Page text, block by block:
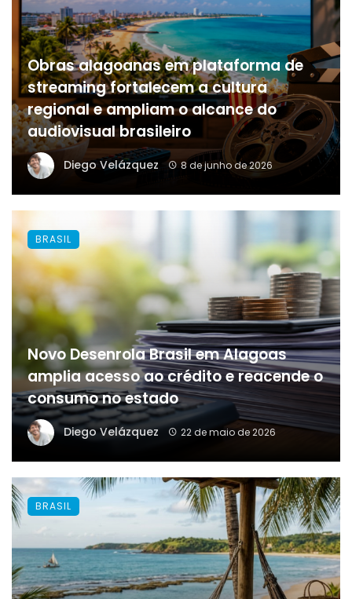
Obras alagoanas em plataforma de
streaming fortalecem a cultura
regional e ampliam o alcance do
audiovisual brasileiro
Diego Velázquez 8 de junho de 2026
Novo Desenrola Brasil em Alagoas
amplia acesso ao crédito e reacende o
consumo no estado
Diego Velázquez 22 de maio de 2026
BRASIL
BRASIL